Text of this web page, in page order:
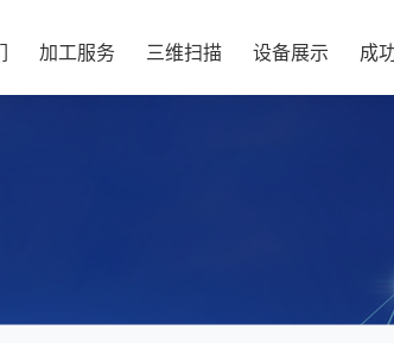
加工服务 三维扫描 设备展示 成